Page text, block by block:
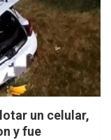
un celular,
y fue